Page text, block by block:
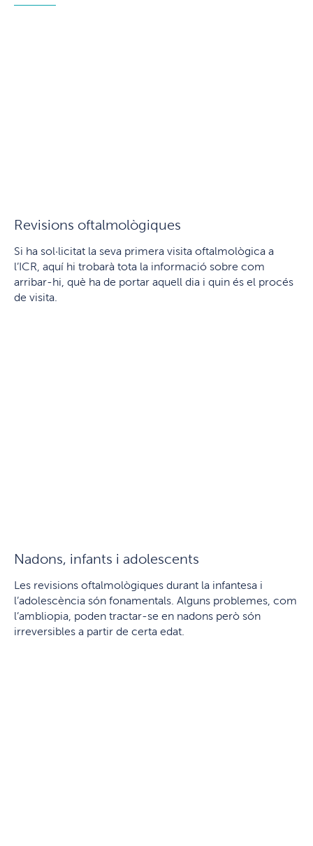
Revisions oftalmològiques
Si ha sol·licitat la seva primera visita oftalmològica a
l’ICR, aquí hi trobarà tota la informació sobre com
arribar-hi, què ha de portar aquell dia i quin és el procés
de visita.
Nadons, infants i adolescents
Les revisions oftalmològiques durant la infantesa i
l’adolescència són fonamentals. Alguns problemes, com
l’ambliopia, poden tractar-se en nadons però són
irreversibles a partir de certa edat.